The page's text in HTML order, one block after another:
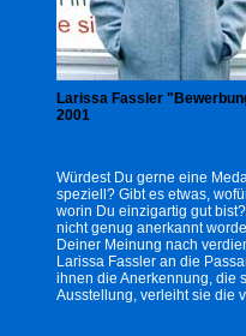
Larissa Fassler
2001
Würdest Du gerne eine
speziell? Gibt es etwas,
worin Du einzigartig gut
nicht genug anerkannt
Deiner Meinung nach
Larissa Fassler an die
ihnen die Anerkennung, die
Ausstellung, verleiht sie die